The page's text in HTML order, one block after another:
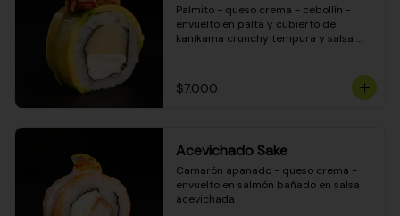
Palmito - queso crema - cebollín -
envuelto en palta y cubierto de
kanikama crunchy tempura y salsa
$7.000
Acevichado Sake
Camarón apanado - queso crema -
envuelto en salmón bañado en salsa
acevichada